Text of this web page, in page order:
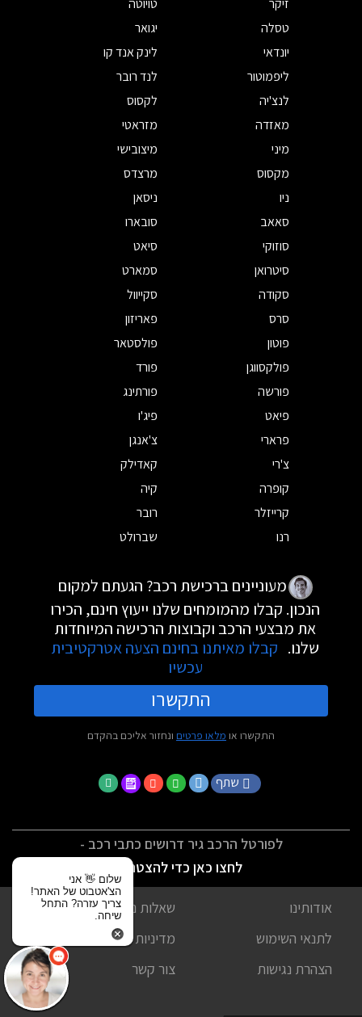
זיקר
טויוטה
טסלה
יגואר
יונדאי
לינק אנד קו
ליפמוטור
לנד רובר
לנצ'יה
לקסוס
מאזדה
מזראטי
מיני
מיצובישי
מקסוס
מרצדס
ניו
ניסאן
סאאב
סובארו
סוזוקי
סיאט
סיטרואן
סמארט
סקודה
סקייוול
סרס
פאריזון
פוטון
פולסטאר
פולקסווגן
פורד
פורשה
פורתינג
פיאט
פיג'ו
פרארי
צ'אנגן
צ'רי
קאדילק
קופרה
קיה
קרייזלר
רובר
רנו
שברולט
מעוניינים ברכישת רכב? הגעתם למקום
הנכון. קבלו מהמומחים שלנו ייעוץ חינם, הכירו
את מבצעי הרכב וקבוצות הרכישה המיוחדות
שלנו. קבלו מאיתנו בחינם הצעה אטרקטיבית
עכשיו
התקשרו
התקשרו או מלאו פרטים ונחזור אליכם בהקדם
שתף
לפורטל הרכב גיר דרושים כתבי רכב -
לחצו כאן כדי להצטרף
אודותינו
שאלות נפוצות
לתנאי השימוש
מדיניות פרטיות
הצהרת נגישות
צור קשר
שלום 👋 אני
הצ'אטבוט של האתר!
צריך עזרה? התחל
שיחה.